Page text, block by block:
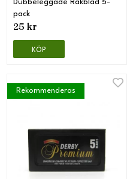
Dubbeleggade Rakblad 5-
pack
25 kr
KÖP
Rekommenderas